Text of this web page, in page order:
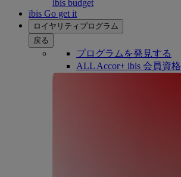
ibis budget
ibis Go get it
ロイヤリティプログラム
戻る
プログラムを発見する
ALL Accor+ ibis 会員資格